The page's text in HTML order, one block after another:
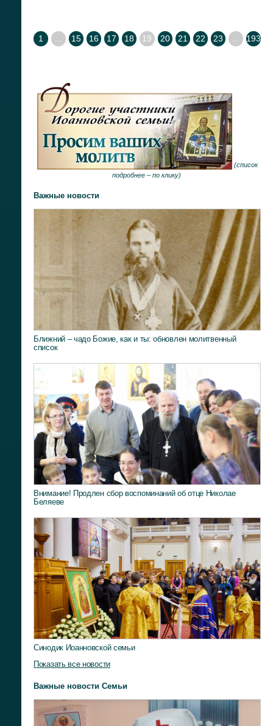
1 15 16 17 18 19 20 21 22 23 193
(список
подробнее – по клику)
Важные новости
Ближний – чадо Божие, как и ты: обновлен молитвенный
список
Внимание! Продлен сбор воспоминаний об отце Николае
Беляеве
Синодик Иоанновской семьи
Показать все новости
Важные новости Семьи